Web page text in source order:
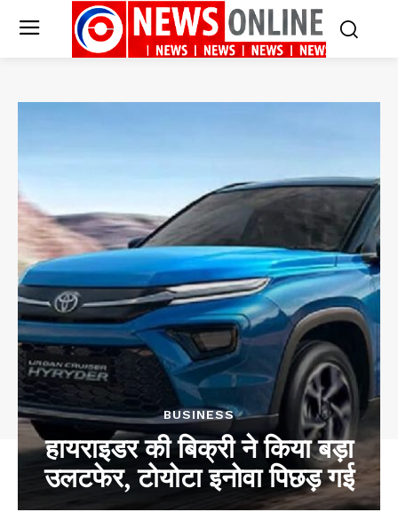
BUSINESS
हायराइडर की बिक्री ने किया बड़ा
उलटफेर, टोयोटा इनोवा पिछड़ गई